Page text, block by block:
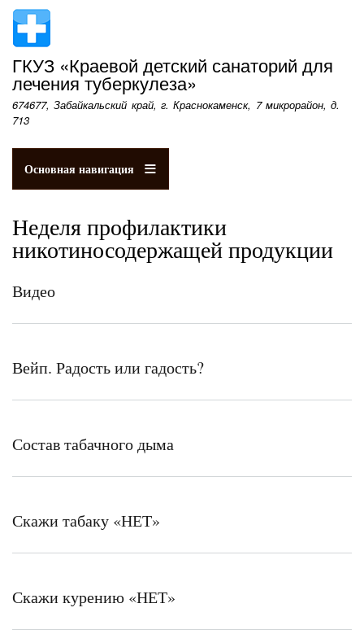
содержанию
ГКУЗ «Краевой детский санаторий для
лечения туберкулеза»
674677, Забайкальский край, г. Краснокаменск, 7 микрорайон, д.
713
Основная навигация
Неделя профилактики
никотиносодержащей продукции
Видео
Вейп. Радость или гадость?
Состав табачного дыма
Скажи табаку «НЕТ»
Скажи курению «НЕТ»